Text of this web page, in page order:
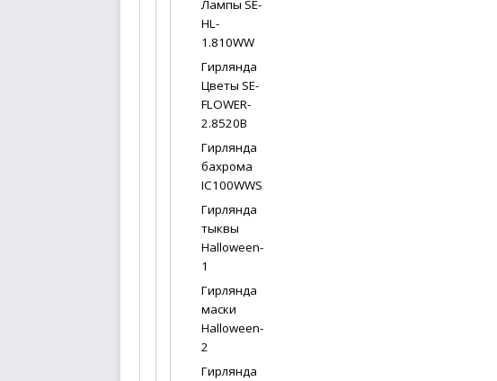
Лампы SE-
HL-
1.810WW
Гирлянда
Цветы SE-
FLOWER-
2.8520B
Гирлянда
бахрома
IC100WWS
Гирлянда
тыквы
Halloween-
1
Гирлянда
маски
Halloween-
2
Гирлянда